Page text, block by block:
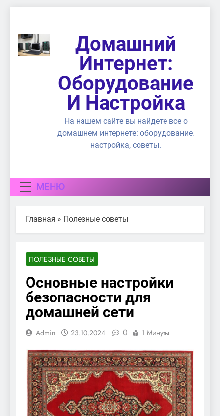
содержимому
Домашний
Интернет:
Оборудование
И Настройка
На нашем сайте вы найдете все о
домашнем интернете: оборудование,
настройка, советы.
МЕНЮ
Главная » Полезные советы
ПОЛЕЗНЫЕ СОВЕТЫ
Основные настройки
безопасности для
домашней сети
Admin 23.10.2024 0 1 Минуты